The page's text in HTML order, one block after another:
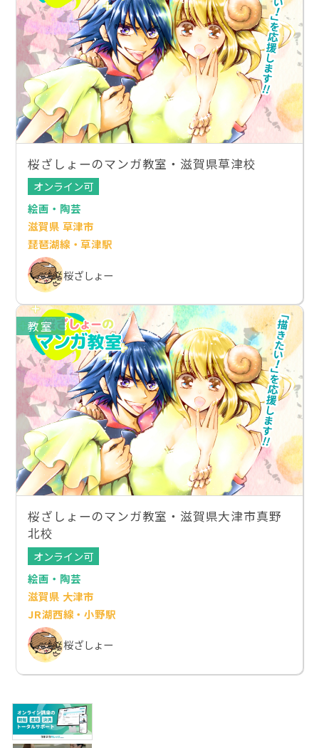
桜ざしょーのマンガ教室・滋賀県草津校
オンライン可
絵画・陶芸
滋賀県 草津市
琵琶湖線・草津駅
桜ざしょー
教室
桜ざしょーのマンガ教室・滋賀県大津市真野
北校
オンライン可
絵画・陶芸
滋賀県 大津市
JR湖西線・小野駅
桜ざしょー